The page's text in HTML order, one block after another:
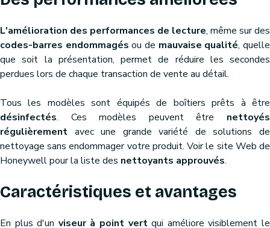
L'amélioration des performances de lecture, même sur des
codes-barres endommagés ou de mauvaise qualité, quelle
que soit la présentation, permet de réduire les secondes
perdues lors de chaque transaction de vente au détail.
Tous les modèles sont équipés de boîtiers prêts à être
désinfectés. Ces modèles peuvent être nettoyés
régulièrement avec une grande variété de solutions de
nettoyage sans endommager votre produit. Voir le site Web de
Honeywell pour la liste des nettoyants approuvés.
Caractéristiques et avantages
En plus d'un viseur à point vertqui améliore visiblement le